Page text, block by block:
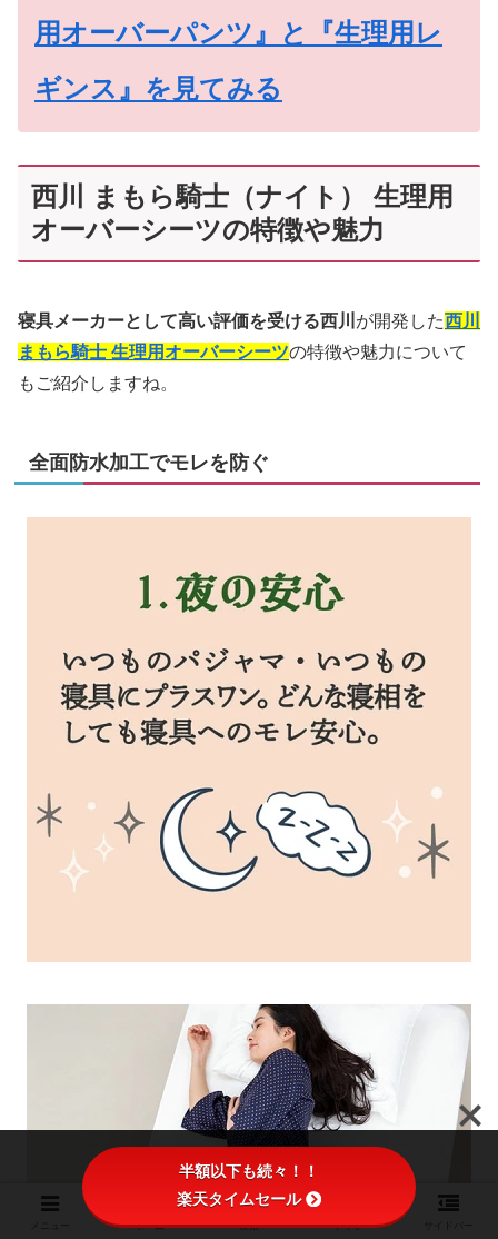
用オーバーパンツ』と『生理用レ
ギンス』を見てみる
西川 まもら騎士（ナイト） 生理用
オーバーシーツの特徴や魅力
寝具メーカーとして高い評価を受ける西川 が開発した西川
まもら騎士 生理用オーバーシーツの特徴や魅力について
もご紹介しますね。
全面防水加工でモレを防ぐ
ホーム 検索 トップ
半額以下も続々！！
楽天タイムセール